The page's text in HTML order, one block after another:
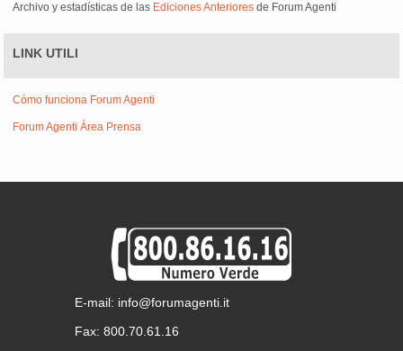
Archivo y estadísticas de las Ediciones Anteriores de Forum Agenti
LINK UTILI
Cómo funciona Forum Agenti
Forum Agenti Área Prensa
E-mail: info@forumagenti.it
Fax: 800.70.61.16